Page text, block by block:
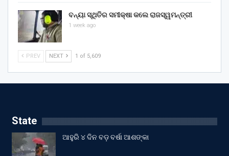
ବନ୍ୟା ସ୍ଥିତିର ସମୀକ୍ଷା କଲେ ରାଜସ୍ୱମନ୍ତ୍ରୀ
1 week ago
PREV NEXT 1 of 5,609
State
ଆହୁରି ୪ ଦିନ ବଡ଼ ବର୍ଷା ଆଶଙ୍କା